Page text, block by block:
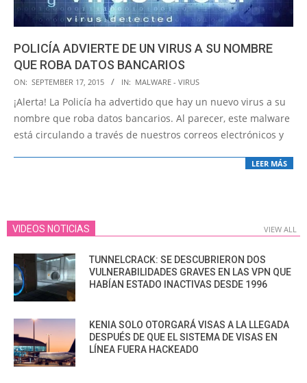
POLICÍA ADVIERTE DE UN VIRUS A SU NOMBRE
QUE ROBA DATOS BANCARIOS
2015-
09-
17
ON: SEPTEMBER 17, 2015 IN: MALWARE - VIRUS
¡Alerta! La Policía ha advertido que hay un nuevo virus a su
nombre que roba datos bancarios. Al parecer, este malware
está circulando a través de nuestros correos electrónicos y
LEER MÁS
VIDEOS NOTICIAS VIEW ALL
TUNNELCRACK: SE DESCUBRIERON DOS
VULNERABILIDADES GRAVES EN LAS VPN QUE
HABÍAN ESTADO INACTIVAS DESDE 1996
KENIA SOLO OTORGARÁ VISAS A LA LLEGADA
DESPUÉS DE QUE EL SISTEMA DE VISAS EN
LÍNEA FUERA HACKEADO